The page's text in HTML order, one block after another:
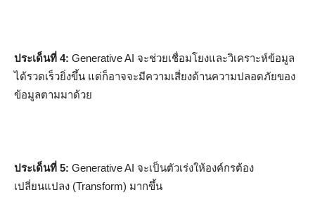
ประเด็นที่ 4: Generative AI จะช่วยเชื่อมโยงและวิเคราะห์ข้อมูล
ได้รวดเร็วยิ่งขึ้น แต่ก็อาจจะมีความเสี่ยงด้านความปลอดภัยของ
ข้อมูลตามมาด้วย
ประเด็นที่ 5: Generative AI จะเป็นตัวเร่งให้องค์กรต้อง
เปลี่ยนแปลง (Transform) มากขึ้น